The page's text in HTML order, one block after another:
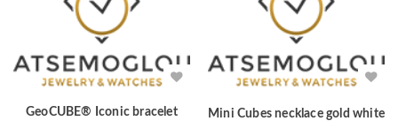
GeoCUBE® Iconic bracelet
Mini Cubes necklace gold white